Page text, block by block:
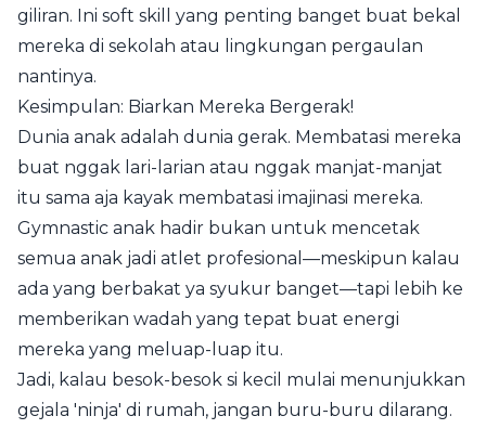
giliran. Ini soft skill yang penting banget buat bekal
mereka di sekolah atau lingkungan pergaulan
nantinya.
Kesimpulan: Biarkan Mereka Bergerak!
Dunia anak adalah dunia gerak. Membatasi mereka
buat nggak lari-larian atau nggak manjat-manjat
itu sama aja kayak membatasi imajinasi mereka.
Gymnastic anak hadir bukan untuk mencetak
semua anak jadi atlet profesional—meskipun kalau
ada yang berbakat ya syukur banget—tapi lebih ke
memberikan wadah yang tepat buat energi
mereka yang meluap-luap itu.
Jadi, kalau besok-besok si kecil mulai menunjukkan
gejala 'ninja' di rumah, jangan buru-buru dilarang.